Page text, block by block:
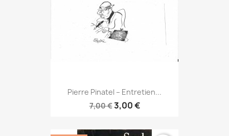
Pierre Pinatel – Entretien...
7,00 €3,00 €